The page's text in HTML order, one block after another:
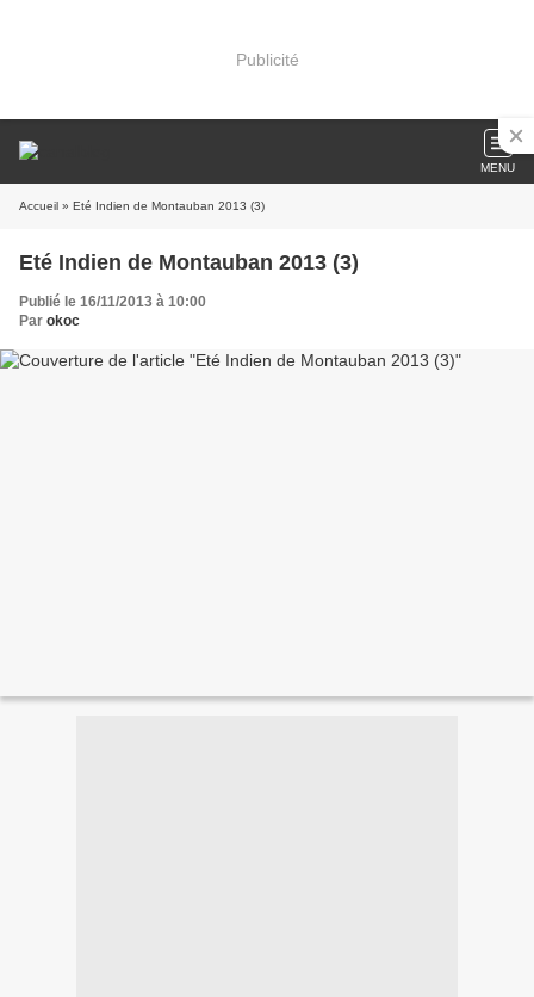
Publicité
MENU
Accueil » Eté Indien de Montauban 2013 (3)
Eté Indien de Montauban 2013 (3)
Publié le 16/11/2013 à 10:00
Par okoc